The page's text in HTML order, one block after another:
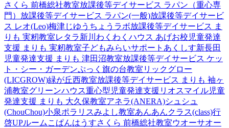
さくら 前橋総社教室放課後等デイサービス ラパン（重心専
門） 放課後等デイサービス ラパン(一般)放課後等デイサービ
ス レオ(Leo)梅津じゆうちょうラボ放課後等デイサービス ま
りも 実籾教室レタラ新川 わくわくハウス あげお校 児童発達
支援 まりも 実籾教室子どもみらいサポートあくしす新長田
児童発達支援 まりも 津田沼教室放課後等デイサービス ケッ
ト・シー・ガーデンぷっく旗の台教室 リックグロー
(LICGROW)緑が丘西教室放課後等デイサービス まりも 袖ヶ
浦教室グリーンハウス重心型児童発達支援 リオスマイル児童
発達支援 まりも 大久保教室アネラ(ANERA)シュシュ
(ChouChou)小泉ポラリスみよし教室あんあんクラス(class)行
啓UPルーム こぱんはうすさくら 前橋総社教室ウオーサオー